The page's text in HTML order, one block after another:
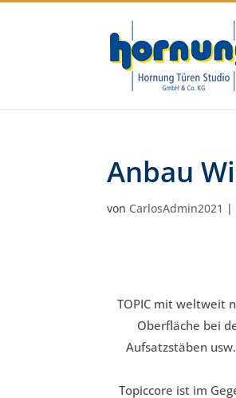
Anbau
von CarlosAdmin2021 |
TOPIC mit weltweit
Oberfläche bei
Aufsatzstäben
Topiccore ist im